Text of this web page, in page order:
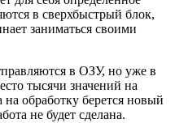
в сверхбыстрый блок,
заниматься своими
в ОЗУ, но уже в
тысячи значений на
обработку берется новый
не будет сделана.